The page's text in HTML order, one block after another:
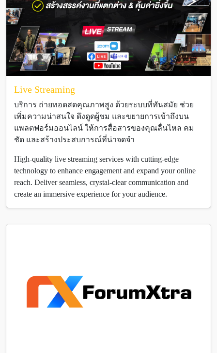
Live Streaming
บริการ ถ่ายทอดสดคุณภาพสูง ด้วยระบบที่ทันสมัย ช่วย
เพิ่มความน่าสนใจ ดึงดูดผู้ชม และขยายการเข้าถึงบน
แพลตฟอร์มออนไลน์ ให้การสื่อสารของคุณลื่นไหล คม
ชัด และสร้างประสบการณ์ที่น่าจดจำ
High-quality live streaming services with cutting-edge
technology to enhance engagement and expand your online
reach. Deliver seamless, crystal-clear communication and
create an immersive experience for your audience.